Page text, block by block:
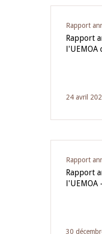
Rapport
Rapport
l'UEMOA
24 avril
Rapport
Rapport
l'UEMOA
30